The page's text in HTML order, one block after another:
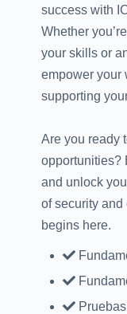
success with
Whether
your skills or
empower your
supporting
Are you ready
opportunities?
and unlock
of security and
begins here.